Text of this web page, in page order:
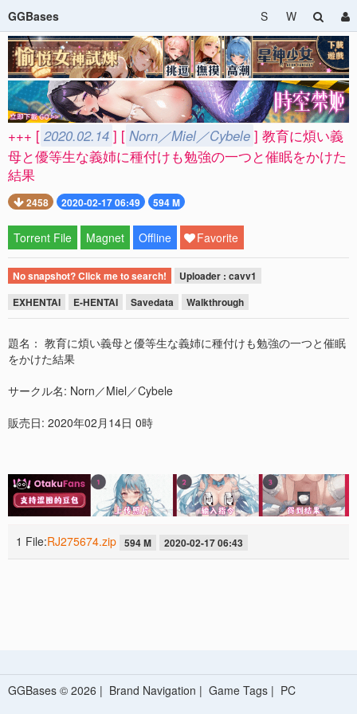
GGBases S W
+++ [ 2020.02.14 ] [ Norn／Miel／Cybele ] 教育に煩い義
母と優等生な義姉に種付けも勉強の一つと催眠をかけた
結果
2458 2020-02-17 06:49 594 M
Torrent File Magnet Offline Favorite
No snapshot? Click me to search!
Uploader : cavv1
EXHENTAI
E-HENTAI Savedata Walkthrough
題名： 教育に煩い義母と優等生な義姉に種付けも勉強の一つと催眠
をかけた結果
サークル名: Norn／Miel／Cybele
販売日: 2020年02月14日 0時
1 File:RJ275674.zip 594 M 2020-02-17 06:43
GGBases © 2026 | Brand Navigation | Game Tags | PC